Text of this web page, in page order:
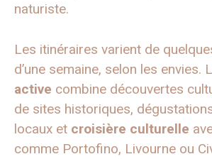
naturiste.
Les itinéraires varient de
d’une semaine, selon les envies.
active combine découvertes
de sites historiques,
locaux et croisière culturelle
comme Portofino, Livourne ou